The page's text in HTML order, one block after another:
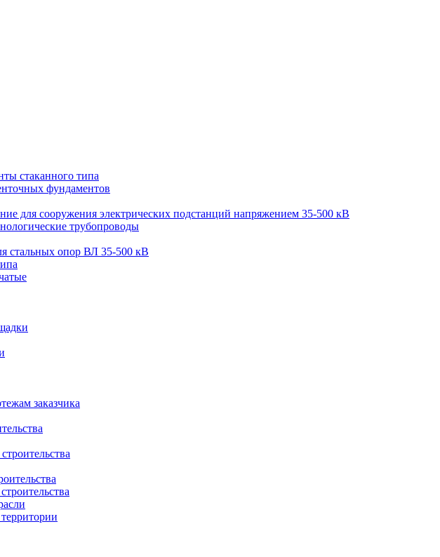
стаканного типа
фундаментов
для сооружения электрических подстанций напряжением 35-500 кВ
трубопроводы
стальных опор ВЛ 35-500 кВ
заказчика